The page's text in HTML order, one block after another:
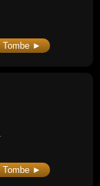
Tombe ►
Tombe ►